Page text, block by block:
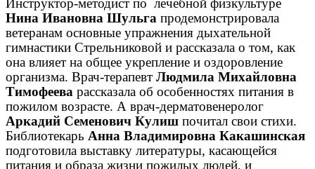
Инструктор-методист по лечебной физкультуре
Нина Ивановна Шульга продемонстрировала
ветеранам основные упражнения дыхательной
гимнастики Стрельниковой и рассказала о том, как
она влияет на общее укрепление и оздоровление
организма. Врач-терапевт Людмила Михайловна
Тимофеева рассказала об особенностях питания в
пожилом возрасте. А врач-дерматовенеролог
Аркадий Семенович Кулиш почитал свои стихи.
Библиотекарь Анна Владимировна Какашинская
подготовила выставку литературы, касающейся
питания и образа жизни пожилых людей, и